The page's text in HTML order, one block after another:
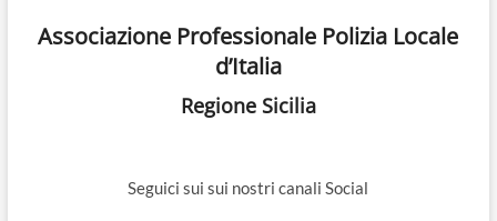
Associazione Professionale Polizia Locale
d’Italia
Regione Sicilia
Seguici sui sui nostri canali Social